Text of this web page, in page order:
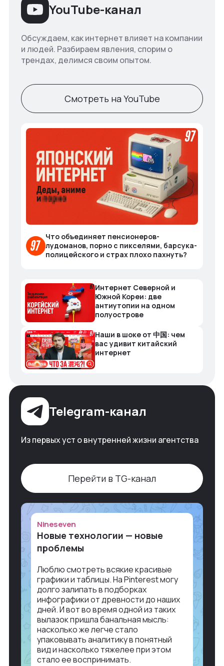
YouTube-канал
Обсуждаем, как интернет влияет на компании
и людей. Разбираем явления, спорим о
трендах, делимся своим опытом.
Смотреть на YouTube
Что объединяет пенсионеров-
лудоманов, порно с пикселями, барсука-
полицейского и страх плохо пахнуть?
Интернет Северной и
Южной Кореи: две
антиутопии на одном
полуострове
Наши в шоке от 中国: чем
вас удивит китайский
интернет
Telegram-канал
Из первых уст о внутренней жизни агентства
Перейти в TG-канал
Nineseven
Новые технологии — новые
проблемы
Люблю смотреть всякие красивые
графики и таблицы. На Pinterest могу
долго залипать в подборках
инфографики от древности до наших
дней. И вот во время одной из таких
вылазок пришла банальная мысль:
насколько же легче стало
упаковывать аналитику в понятный
вид и насколько тяжелее при этом
стало ее воспринимать.